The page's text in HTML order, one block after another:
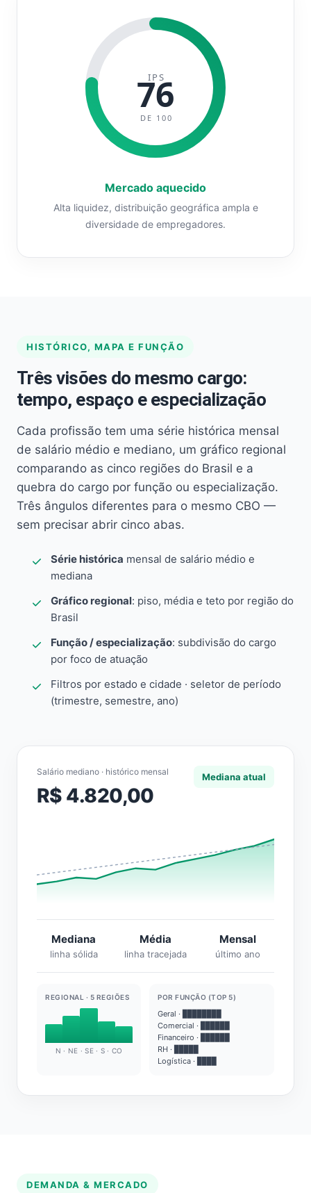
IPS
76
DE 100
Mercado aquecido
Alta liquidez, distribuição geográfica ampla e
diversidade de empregadores.
HISTÓRICO, MAPA E FUNÇÃO
Três visões do mesmo cargo:
tempo, espaço e especialização
Cada profissão tem uma série histórica mensal
de salário médio e mediano, um gráfico regional
comparando as cinco regiões do Brasil e a
quebra do cargo por função ou especialização.
Três ângulos diferentes para o mesmo CBO —
sem precisar abrir cinco abas.
Série histórica mensal de salário médio e
mediana
Gráfico regional: piso, média e teto por região do
Brasil
Função / especialização: subdivisão do cargo
por foco de atuação
Filtros por estado e cidade · seletor de período
(trimestre, semestre, ano)
Salário mediano · histórico mensal
R$ 4.820,00
Mediana atual
Mediana
linha sólida
Média
linha tracejada
Mensal
último ano
REGIONAL · 5 REGIÕES
N · NE · SE · S · CO
POR FUNÇÃO (TOP 5)
Geral · ████████
Comercial · ██████
Financeiro · ██████
RH · █████
Logística · ████
DEMANDA & MERCADO